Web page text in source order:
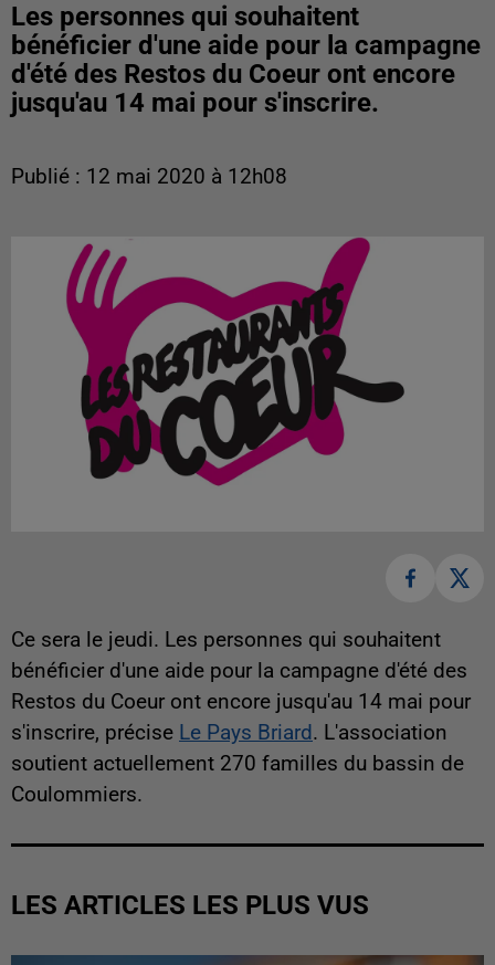
Les personnes qui souhaitent
bénéficier d'une aide pour la campagne
d'été des Restos du Coeur ont encore
jusqu'au 14 mai pour s'inscrire.
Publié : 12 mai 2020 à 12h08
Ce sera le jeudi. Les personnes qui souhaitent
bénéficier d'une aide pour la campagne d'été des
Restos du Coeur ont encore jusqu'au 14 mai pour
s'inscrire, précise Le Pays Briard. L'association
soutient actuellement 270 familles du bassin de
Coulommiers.
LES ARTICLES LES PLUS VUS